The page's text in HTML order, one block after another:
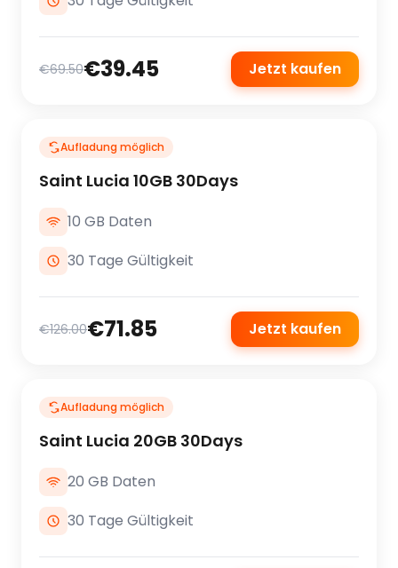
€69.50€39.45 Jetzt kaufen
Aufladung möglich
Saint Lucia 10GB 30Days
10 GB Daten
30 Tage Gültigkeit
€126.00€71.85 Jetzt kaufen
Aufladung möglich
Saint Lucia 20GB 30Days
20 GB Daten
30 Tage Gültigkeit